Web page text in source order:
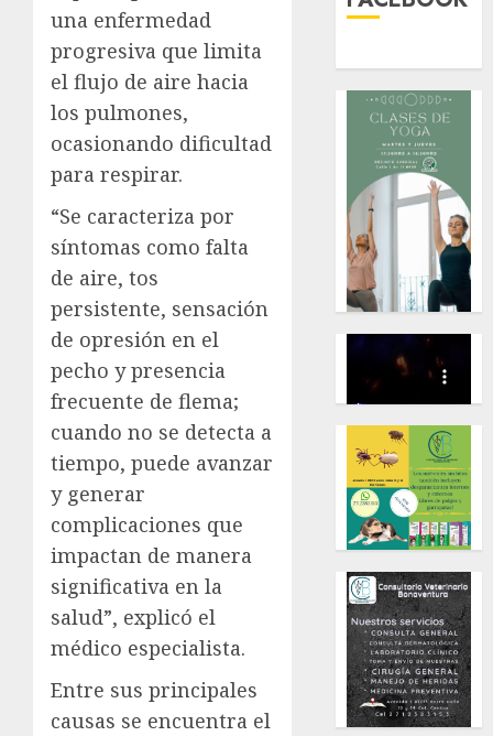
una enfermedad
progresiva que limita
el flujo de aire hacia
los pulmones,
ocasionando dificultad
para respirar.
“Se caracteriza por
síntomas como falta
de aire, tos
persistente, sensación
de opresión en el
pecho y presencia
frecuente de flema;
cuando no se detecta a
tiempo, puede avanzar
y generar
complicaciones que
impactan de manera
significativa en la
salud”, explicó el
médico especialista.
Entre sus principales
causas se encuentra el